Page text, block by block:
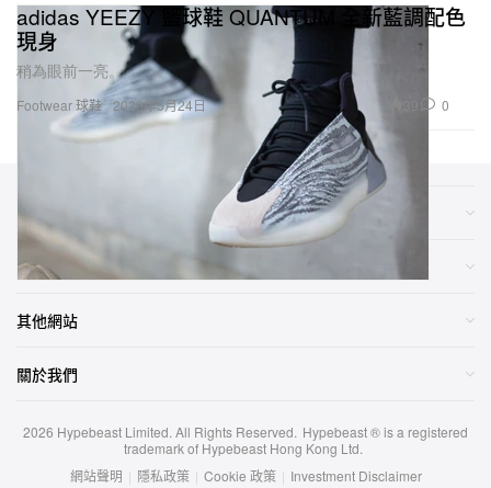
Footwear 球鞋
adidas YEEZY 籃球鞋 QUANTUM 全新藍調配色
現身
稍為眼前一亮。
2020年5月24日 0
類別
網店
其他網站
關於我們
2026 Hypebeast Limited. All Rights Reserved. Hypebeast ® is a registered
trademark of Hypebeast Hong Kong Ltd.
網站聲明 | 隱私政策 | Cookie 政策 | Investment Disclaimer